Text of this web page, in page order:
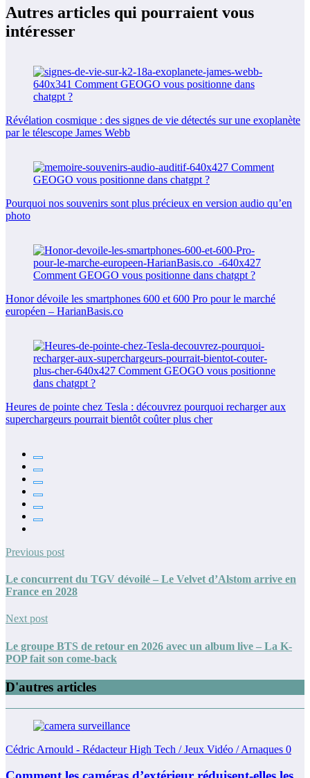
Autres articles qui pourraient vous
intéresser
Révélation cosmique : des signes de vie détectés sur une exoplanète
par le télescope James Webb
Pourquoi nos souvenirs sont plus précieux en version audio qu’en
photo
Honor dévoile les smartphones 600 et 600 Pro pour le marché
européen – HarianBasis.co
Heures de pointe chez Tesla : découvrez pourquoi recharger aux
superchargeurs pourrait bientôt coûter plus cher
Previous post
Le concurrent du TGV dévoilé – Le Velvet d’Alstom arrive en
France en 2028
Next post
Le groupe BTS de retour en 2026 avec un album live – La K-
POP fait son come-back
D'autres articles
Cédric Arnould - Rédacteur High Tech / Jeux Vidéo / Arnaques 0